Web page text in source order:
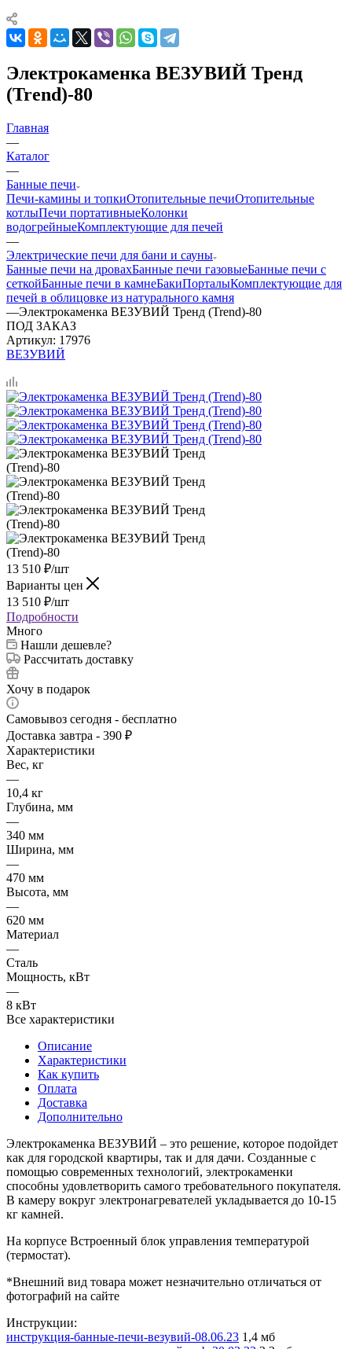
Электрокаменка ВЕЗУВИЙ Тренд
(Trend)-80
Главная
—
Каталог
—
Банные печи
Печи-камины и топкиОтопительные печиОтопительные
котлыПечи портативныеКолонки
водогрейныеКомплектующие для печей
—
Электрические печи для бани и сауны
Банные печи на дровахБанные печи газовыеБанные печи с
сеткойБанные печи в камнеБакиПорталыКомплектующие для
печей в облицовке из натурального камня
—Электрокаменка ВЕЗУВИЙ Тренд (Trend)-80
ПОД ЗАКАЗ
Артикул: 17976
ВЕЗУВИЙ
13 510 ₽/шт
Варианты цен
13 510 ₽/шт
Подробности
Много
Нашли дешевле?
Рассчитать доставку
Хочу в подарок
Самовывоз сегодня - бесплатно
Доставка завтра - 390 ₽
Характеристики
Вес, кг
—
10,4 кг
Глубина, мм
—
340 мм
Ширина, мм
—
470 мм
Высота, мм
—
620 мм
Материал
—
Сталь
Мощность, кВт
—
8 кВт
Все характеристики
Описание
Характеристики
Как купить
Оплата
Доставка
Дополнительно
Электрокаменка ВЕЗУВИЙ – это решение, которое подойдет
как для городской квартиры, так и для дачи. Созданные с
помощью современных технологий, электрокаменки
способны удовлетворить самого требовательного покупателя.
В камеру вокруг электронагревателей укладывается до 10-15
кг камней.
На корпусе Встроенный блок управления температурой
(термостат).
*Внешний вид товара может незначительно отличаться от
фотографий на сайте
Инструкции:
инструкция-банные-печи-везувий-08.06.23 1,4 мб